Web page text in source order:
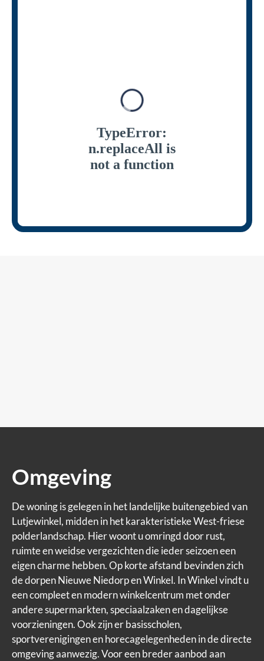
Omgeving
De woning is gelegen in het landelijke buitengebied van
Lutjewinkel, midden in het karakteristieke West-friese
polderlandschap. Hier woont u omringd door rust,
ruimte en weidse vergezichten die ieder seizoen een
eigen charme hebben. Op korte afstand bevinden zich
de dorpen Nieuwe Niedorp en Winkel. In Winkel vindt u
een compleet en modern winkelcentrum met onder
andere supermarkten, speciaalzaken en dagelijkse
voorzieningen. Ook zijn er basisscholen,
sportverenigingen en horecagelegenheden in de directe
omgeving aanwezig. Voor een breder aanbod aan